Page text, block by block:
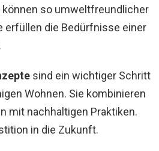
können so umweltfreundlicher
erfüllen die Bedürfnisse einer
sind ein wichtiger Schritt
Wohnen. Sie kombinieren
mit nachhaltigen Praktiken.
in die Zukunft.